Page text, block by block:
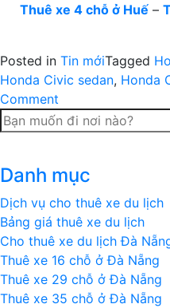
Thuê xe 4 chỗ ở Huế –
Posted in Tin mớiTagged
Honda Civic sedan, Honda
Comment
Honda
Civic
rò
giá
bán
là
18.700
USD
Danh mục
Dịch vụ cho thuê xe du lịch
Bảng giá thuê xe du lịch
Cho thuê xe du lịch Đà
Thuê xe 16 chỗ ở Đà Nẵng
Thuê xe 29 chỗ ở Đà Nẵng
Thuê xe 35 chỗ ở Đà Nẵng